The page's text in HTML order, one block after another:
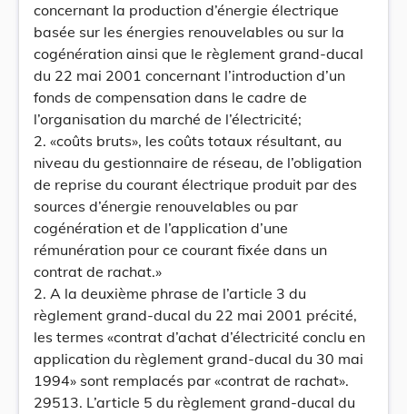
concernant la production d’énergie électrique
basée sur les énergies renouvelables ou sur la
cogénération ainsi que le règlement grand-ducal
du 22 mai 2001 concernant l’introduction d’un
fonds de compensation dans le cadre de
l’organisation du marché de l’électricité;
2. «coûts bruts», les coûts totaux résultant, au
niveau du gestionnaire de réseau, de l’obligation
de reprise du courant électrique produit par des
sources d’énergie renouvelables ou par
cogénération et de l’application d’une
rémunération pour ce courant fixée dans un
contrat de rachat.»
2. A la deuxième phrase de l’article 3 du
règlement grand-ducal du 22 mai 2001 précité,
les termes «contrat d’achat d’électricité conclu en
application du règlement grand-ducal du 30 mai
1994» sont remplacés par «contrat de rachat».
29513. L’article 5 du règlement grand-ducal du